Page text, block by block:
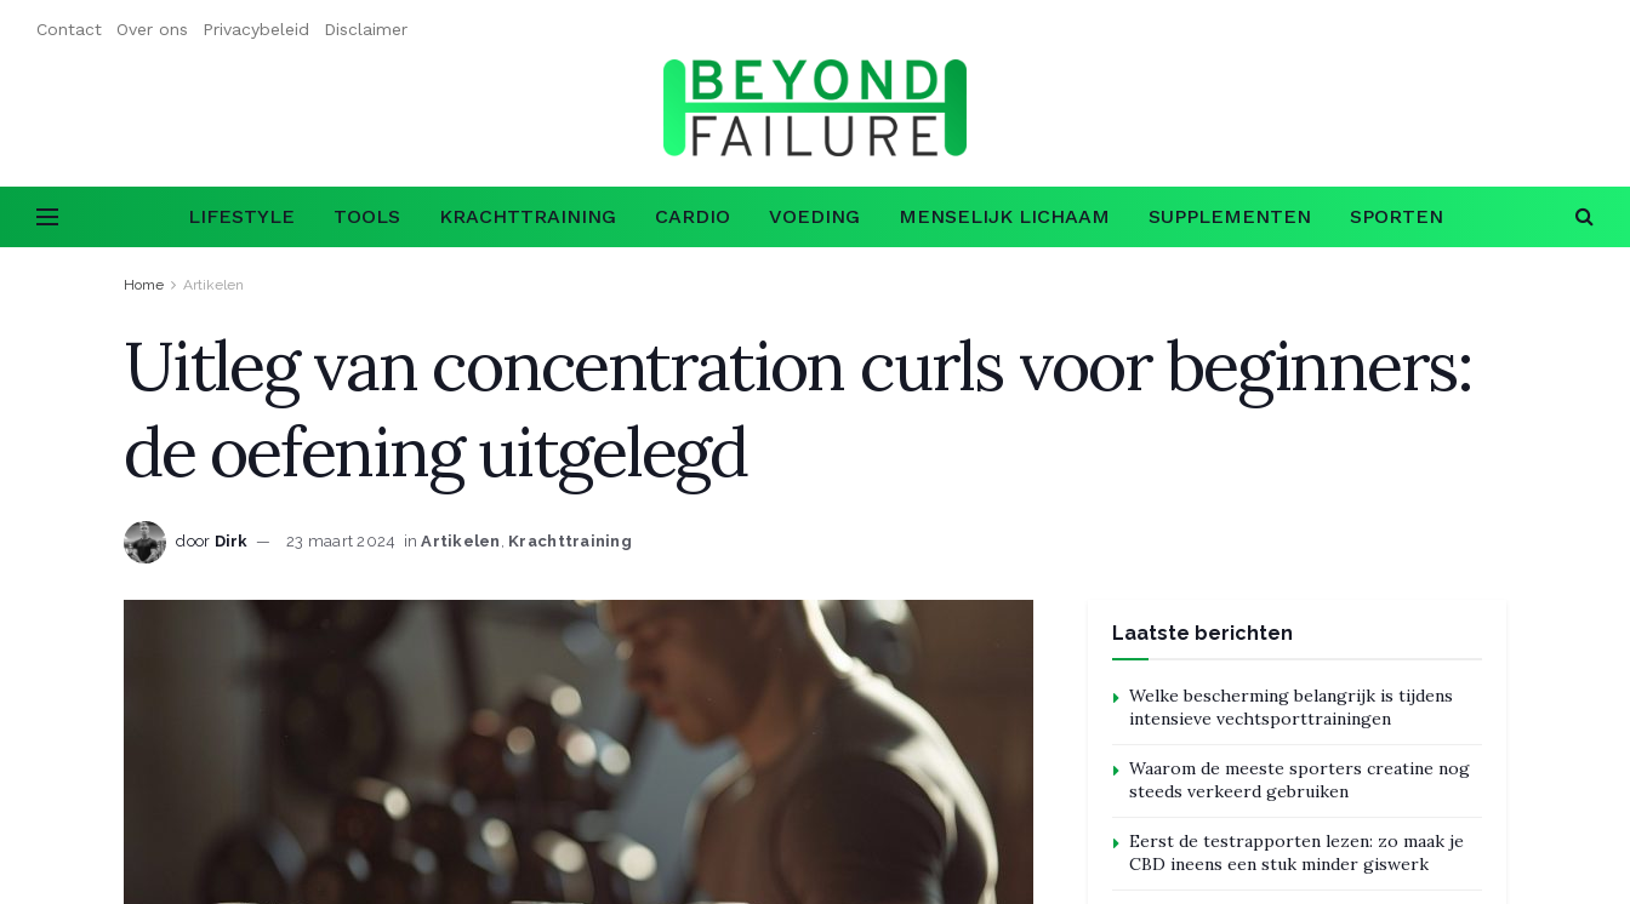
Contact Over ons Privacybeleid Disclaimer
LIFESTYLE TOOLS KRACHTTRAINING CARDIO VOEDING MENSELIJK LICHAAM SUPPLEMENTEN SPORTEN
Home Artikelen
Uitleg van concentration curls voor beginners:
de oefening uitgelegd
door Dirk 23 maart 2024 in Artikelen , Krachttraining
Laatste berichten
Welke bescherming belangrijk is tijdens
intensieve vechtsporttrainingen
Waarom de meeste sporters creatine nog
steeds verkeerd gebruiken
Eerst de testrapporten lezen: zo maak je
CBD ineens een stuk minder giswerk